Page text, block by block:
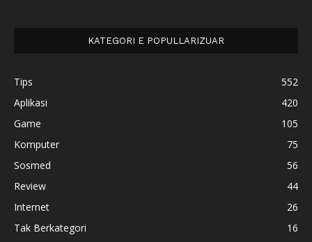
KATEGORI E POPULLARIZUAR
Tips
552
Aplikasi
420
Game
105
Komputer
75
Sosmed
56
Review
44
Internet
26
Tak Berkategori
16